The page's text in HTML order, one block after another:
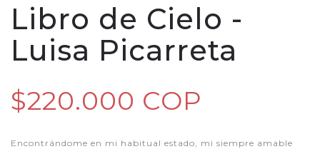
Libro de Cielo -
Luisa Picarreta
$220.000 COP
Encontrándome en mi habitual estado, mi siempre amable